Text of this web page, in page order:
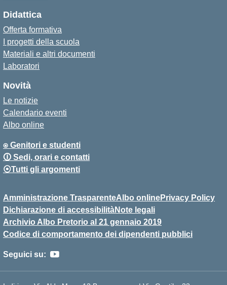
Didattica
Offerta formativa
I progetti della scuola
Materiali e altri documenti
Laboratori
Novità
Le notizie
Calendario eventi
Albo online
⍟ Genitori e studenti
🛈 Sedi, orari e contatti
⦿Tutti gli argomenti
Amministrazione TrasparenteAlbo onlinePrivacy Policy
Dichiarazione di accessibilitàNote legali
Archivio Albo Pretorio al 21 gennaio 2019
Codice di comportamento dei dipendenti pubblici
Seguici su: